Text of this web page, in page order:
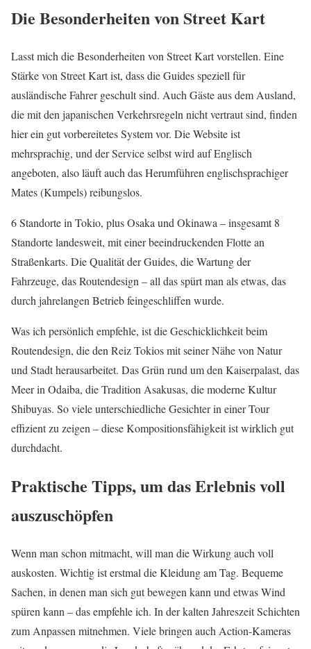
Die Besonderheiten von Street Kart
Lasst mich die Besonderheiten von Street Kart vorstellen. Eine
Stärke von Street Kart ist, dass die Guides speziell für
ausländische Fahrer geschult sind. Auch Gäste aus dem Ausland,
die mit den japanischen Verkehrsregeln nicht vertraut sind, finden
hier ein gut vorbereitetes System vor. Die Website ist
mehrsprachig, und der Service selbst wird auf Englisch
angeboten, also läuft auch das Herumführen englischsprachiger
Mates (Kumpels) reibungslos.
6 Standorte in Tokio, plus Osaka und Okinawa – insgesamt 8
Standorte landesweit, mit einer beeindruckenden Flotte an
Straßenkarts. Die Qualität der Guides, die Wartung der
Fahrzeuge, das Routendesign – all das spürt man als etwas, das
durch jahrelangen Betrieb feingeschliffen wurde.
Was ich persönlich empfehle, ist die Geschicklichkeit beim
Routendesign, die den Reiz Tokios mit seiner Nähe von Natur
und Stadt herausarbeitet. Das Grün rund um den Kaiserpalast, das
Meer in Odaiba, die Tradition Asakusas, die moderne Kultur
Shibuyas. So viele unterschiedliche Gesichter in einer Tour
effizient zu zeigen – diese Kompositionsfähigkeit ist wirklich gut
durchdacht.
Praktische Tipps, um das Erlebnis voll
auszuschöpfen
Wenn man schon mitmacht, will man die Wirkung auch voll
auskosten. Wichtig ist erstmal die Kleidung am Tag. Bequeme
Sachen, in denen man sich gut bewegen kann und etwas Wind
spüren kann – das empfehle ich. In der kalten Jahreszeit Schichten
zum Anpassen mitnehmen. Viele bringen auch Action-Kameras